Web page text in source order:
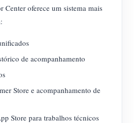
Center oferece um sistema mais
de acompanhamento
Store e acompanhamento de
Store para trabalhos técnicos